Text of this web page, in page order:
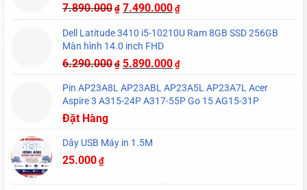
7.890.000 ₫ 7.490.000 ₫
Dell Latitude 3410 i5-10210U Ram 8GB SSD 256GB
Màn hình 14.0 inch FHD
6.290.000 ₫ 5.890.000 ₫
Pin AP23A8L AP23ABL AP23A5L AP23A7L Acer
Aspire 3 A315-24P A317-55P Go 15 AG15-31P
Đặt Hàng
Dây USB Máy in 1.5M
25.000 ₫